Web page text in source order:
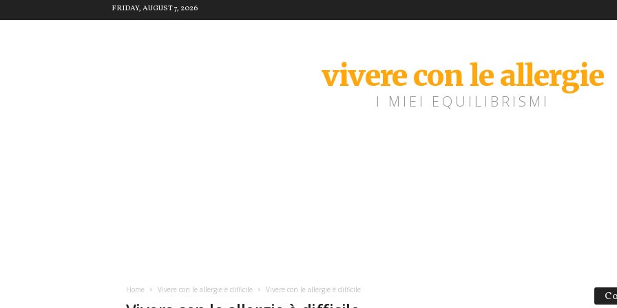
FRIDAY, AUGUST 7, 2026
vivere con le allergie
I MIEI EQUILIBRISMI
Home Vivere con le allergie è difficile Vivere con le allergie è difficile